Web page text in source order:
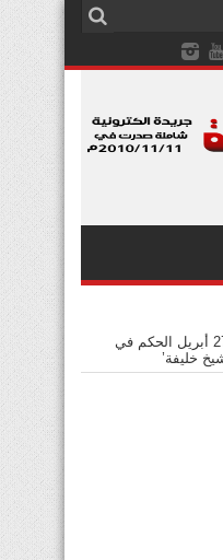
27 أبريل الحكم في
خليفة’